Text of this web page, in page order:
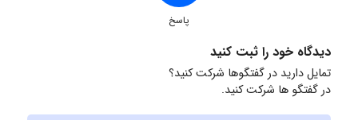
پاسخ
دیدگاه خود را ثبت کنید
تمایل دارید در گفتگوها شرکت کنید؟
در گفتگو ها شرکت کنید.